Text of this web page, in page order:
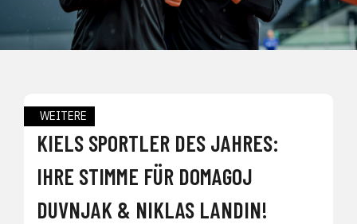
WEITERE
KIELS SPORTLER DES JAHRES:
IHRE STIMME FÜR DOMAGOJ
DUVNJAK & NIKLAS LANDIN!